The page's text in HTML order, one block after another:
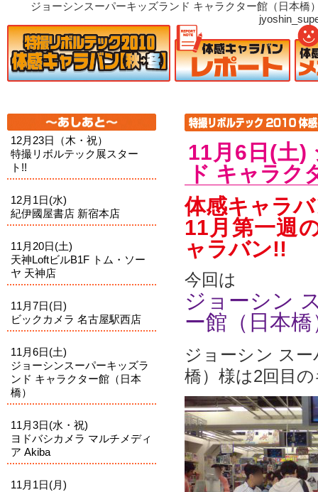
ジョーシンスーパーキッズランド キャラクター館（日本橋
12月23日（木・祝）
特撮リボルテック展スター
ト!!
12月1日(水)
紀伊國屋書店 新宿本店
11月20日(土)
天神LoftビルB1F トム・ソー
ヤ 天神店
11月7日(日)
ビックカメラ 名古屋駅西店
11月6日(土)
ジョーシンスーパーキッズラ
ンド キャラクター館（日本
橋）
11月3日(水・祝)
ヨドバシカメラ マルチメディ
ア Akiba
11月1日(月)
11月6日(土)
ド キャラク
体感キャラ
11月第一週
ャラバン!!
今回は
ジョーシン
ー館（日本橋
ジョーシン ス
橋）様は2回目